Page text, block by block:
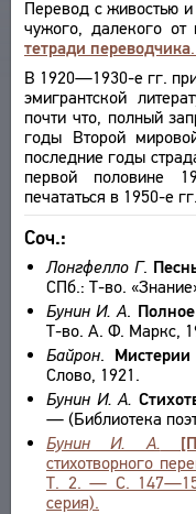
Перевод с живостью
чужого, далекого от
тетради переводчика
В 1920—1930-е гг.
эмигрантской
почти что, полный
годы Второй
последние годы
первой половине
печататься в 1950-е гг.
Соч.:
Лонгфелло Г.
СПб.: Т-во.
Бунин И. А.
Т-во. А. Ф. Маркс,
Байрон. Мистерии
Слово, 1921.
Бунин И. А.
— (Библиотека
Бунин И. А.
стихотворного
Т. 2. — С.
серия).